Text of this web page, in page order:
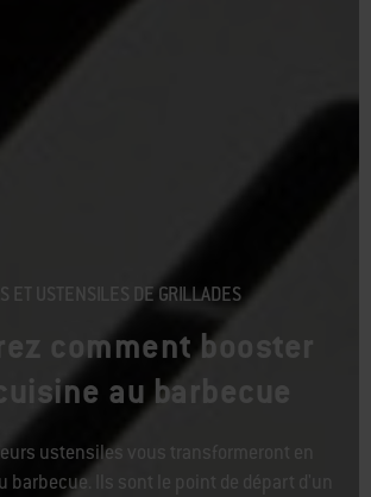
ET USTENSILES DE GRILLADES
comment booster
au barbecue
ustensiles vous transformeront en
barbecue. Ils sont le point de départ d'un